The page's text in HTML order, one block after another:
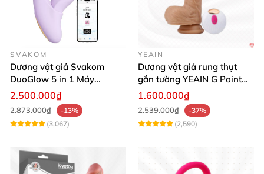
SVAKOM
Dương vật giả Svakom
DuoGlow 5 in 1 Máy
Massage Điểm G & Âm Vật
Điều Khiển App
2.500.000₫
2.873.000₫
-13%
(3,067)
YEAIN
Dương vật giả rung thụt
gắn tường YEAIN G Point
siêu thực điều khiển từ xa
1.600.000₫
2.539.000₫
-37%
(2,590)